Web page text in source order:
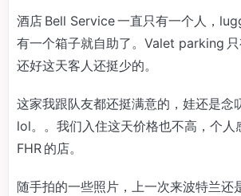
酒店 Bell Service 一直只有一个人，
有一个箱子就自助了。Valet parking 只
还好这天客人还挺少的。
这家我跟队友都还挺满意的，娃还是念
lol。。我们入住这天价格也不高，个人
FHR 的店。
随手拍的一些照片，上一次来波特兰还